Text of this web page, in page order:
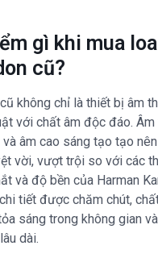
gì khi mua loa
cũ?
không chỉ là thiết bị âm
với chất âm độc đáo. Âm
và âm cao sáng tạo tạo
vời, vượt trội so với các
và độ bền của Harman
tiết được chăm chút,
sáng trong không gian
dài.